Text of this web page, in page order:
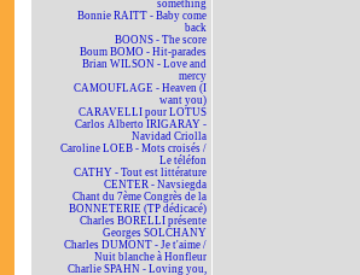
something
Bonnie RAITT - Baby come
back
BOONS - The score
Boum BOMO - Hit-parades
Brian WILSON - Love and
mercy
CAMOUFLAGE - Heaven (I
want you)
CARAVELLI pour LOTUS
Carlos Alberto IRIGARAY -
Navidad Criolla
Caroline LOEB - Mots croisés /
Le téléfon
CATHY - Tout est littérature
CENTER - Navsiegda
Chant du 7ème Congrès de la
BONNETERIE (TP dédicacé)
Charles BORELLI présente
Georges SOLCHANY
Charles DUMONT - Je t'aime /
Nuit blanche à Honfleur
Charlie SPAHN - Loving you,